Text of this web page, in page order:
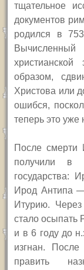
тщательное
документов
родился в
образом,
Христова или
ошибся,
теперь это уже
После смерти
получили в
Ирод Антипа
Итурию.
стало осыпать
и в 6 году до
изгнан.
править